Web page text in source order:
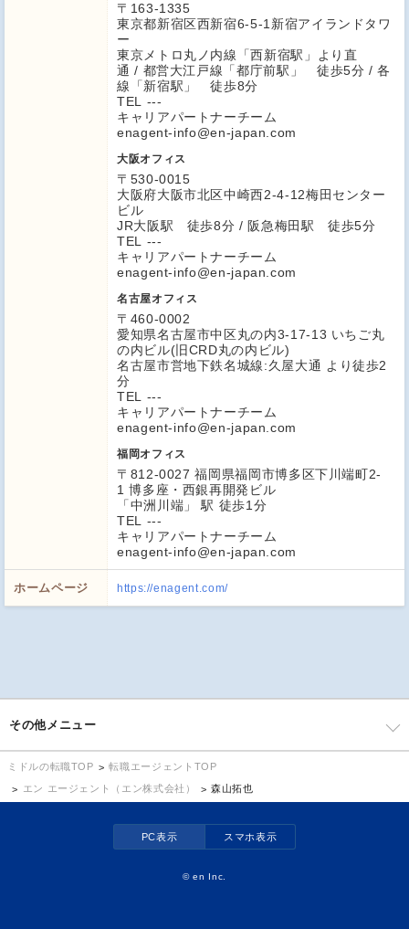
〒163-1335
東京都新宿区西新宿6-5-1新宿アイランドタワ
ー
東京メトロ丸ノ内線「西新宿駅」より直
通 / 都営大江戸線「都庁前駅」 徒歩5分 / 各
線「新宿駅」 徒歩8分
TEL ---
キャリアパートナーチーム
enagent-info@en-japan.com
大阪オフィス
〒530-0015
大阪府大阪市北区中崎西2-4-12梅田センター
ビル
JR大阪駅 徒歩8分 / 阪急梅田駅 徒歩5分
TEL ---
キャリアパートナーチーム
enagent-info@en-japan.com
名古屋オフィス
〒460-0002
愛知県名古屋市中区丸の内3-17-13 いちご丸
の内ビル(旧CRD丸の内ビル)
名古屋市営地下鉄名城線:久屋大通 より徒歩2
分
TEL ---
キャリアパートナーチーム
enagent-info@en-japan.com
福岡オフィス
〒812-0027 福岡県福岡市博多区下川端町2-
1 博多座・西銀再開発ビル
「中洲川端」 駅 徒歩1分
TEL ---
キャリアパートナーチーム
enagent-info@en-japan.com
ホームページ https://enagent.com/
その他メニュー
ミドルの転職TOP
転職エージェントTOP
エン エージェント（エン株式会社）
森山拓也
PC表示 スマホ表示
©en Inc.